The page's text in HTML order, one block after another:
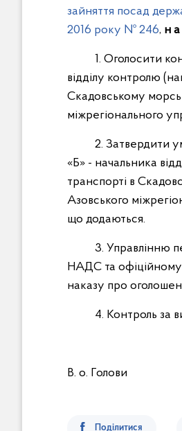
зайняття посад
2016 року № 246, н
1. Оголосити
відділу контролю
Скадовському
міжрегіонального
2. Затвердити
«Б» - начальника
транспорті в
Азовського
що додаються.
3. Управлінню
НАДС та офіційному
наказу про
4. Контроль за
В. о.
Поділитися